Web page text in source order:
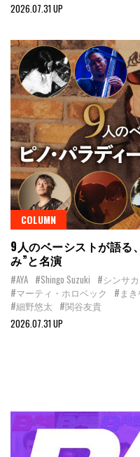
2026.07.31 UP
COLUMN
9人のベーシストが語る
み”と名演
#AYA #Shingo Suzuki #シンサ
#マーティ・ホロベック
#ま
#細野悠太 #関谷友貴
2026.07.31 UP